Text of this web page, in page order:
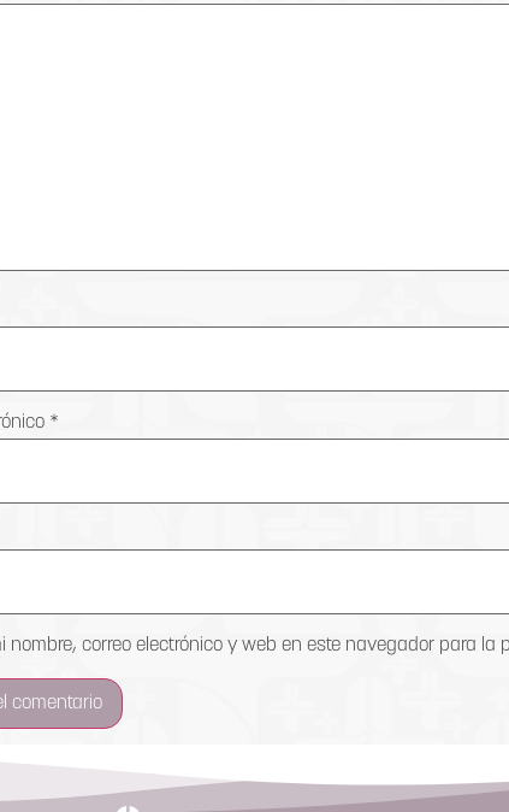
*
nombre, correo electrónico y web en este navegador para la